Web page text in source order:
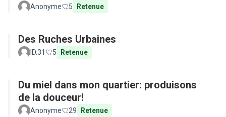
Anonyme 5 Retenue
Des Ruches Urbaines
ID.31 5 Retenue
Du miel dans mon quartier: produisons
de la douceur!
Anonyme 29 Retenue